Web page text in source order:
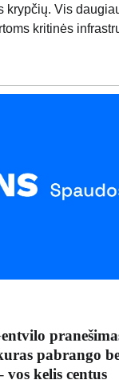
krypčių. Vis
kritinės
pabrango
vos kelis centus